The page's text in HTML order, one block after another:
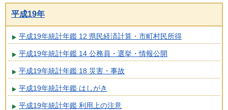
平成19年
平成19年統計年鑑 12 県民経済計算・市町村民所得
平成19年統計年鑑 14 公務員・選挙・情報公開
平成19年統計年鑑 18 災害・事故
平成19年統計年鑑 はしがき
平成19年統計年鑑 利用上の注意